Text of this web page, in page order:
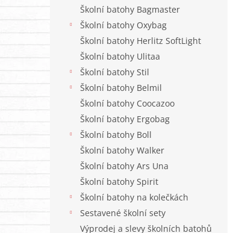
Školní batohy Bagmaster
Školní batohy Oxybag
Školní batohy Herlitz SoftLight
Školní batohy Ulitaa
Školní batohy Stil
Školní batohy Belmil
Školní batohy Coocazoo
Školní batohy Ergobag
Školní batohy Boll
Školní batohy Walker
Školní batohy Ars Una
Školní batohy Spirit
Školní batohy na kolečkách
Sestavené školní sety
Výprodej a slevy školních batohů